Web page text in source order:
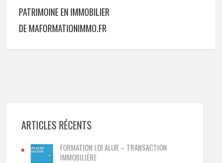
PATRIMOINE EN IMMOBILIER
DE MAFORMATIONIMMO.FR
ARTICLES RÉCENTS
FORMATION LOI ALUR – TRANSACTION
IMMOBILIÈRE